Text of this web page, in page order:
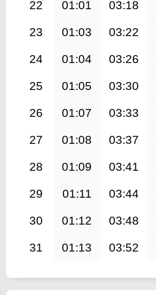
22 01:01 03:18
23 01:03 03:22
24 01:04 03:26
25 01:05 03:30
26 01:07 03:33
27 01:08 03:37
28 01:09 03:41
29 01:11 03:44
30 01:12 03:48
31 01:13 03:52